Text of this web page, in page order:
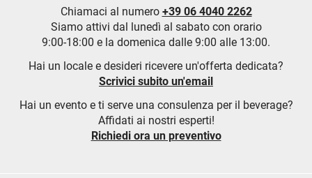
Chiamaci al numero +39 06 4040 2262
Siamo attivi dal lunedì al sabato con orario
9:00-18:00 e la domenica dalle 9:00 alle 13:00.
Hai un locale e desideri ricevere un'offerta dedicata?
Scrivici subito un'email
Hai un evento e ti serve una consulenza per il beverage?
Affidati ai nostri esperti!
Richiedi ora un preventivo